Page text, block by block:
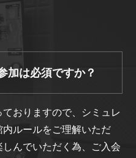
加は必須ですか？
おりますので、シミュレ
ルールをご理解いただ
んでいただく為、ご入会